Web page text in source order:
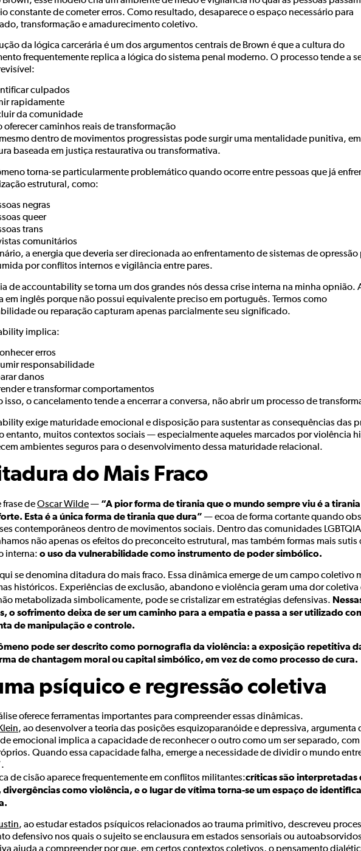
constante de cometer erros. Como resultado, desaparece o espaço necessário para
transformação e amadurecimento coletivo.
da lógica carcerária é um dos argumentos centrais de Brown é que a cultura do
frequentemente replica a lógica do sistema penal moderno. O processo tende a
culpados
rapidamente
da comunidade
oferecer caminhos reais de transformação
dentro de movimentos progressistas pode surgir uma mentalidade punitiva,
baseada em justiça restaurativa ou transformativa.
torna-se particularmente problemático quando ocorre entre pessoas que já
estrutural, como:
negras
queer
trans
comunitários
a energia que deveria ser direcionada ao enfrentamento de sistemas de opressão
por conflitos internos e vigilância entre pares.
de accountability se torna um dos grandes nós dessa crise interna na minha opnião.
em inglês porque não possui equivalente preciso em português. Termos como
ou reparação capturam apenas parcialmente seu significado.
implica:
erros
responsabilidade
danos
e transformar comportamentos
isso, o cancelamento tende a encerrar a conversa, não abrir um processo de
exige maturidade emocional e disposição para sustentar as consequências das
entanto, muitos contextos sociais — especialmente aqueles marcados por violência
ambientes seguros para o desenvolvimento dessa maturidade relacional.
do Mais Fraco
frase deOscar Wilde— “A pior forma de tirania que o mundo sempre viu é a
Esta é a única forma de tirania que dura” — ecoa de forma cortante quando
contemporâneos dentro de movimentos sociais. Dentro das comunidades
não apenas os efeitos do preconceito estrutural, mas também formas mais sutis
interna: o uso da vulnerabilidade como instrumento de poder simbólico.
se denomina ditadura do mais fraco. Essa dinâmica emerge de um campo coletivo
históricos. Experiências de exclusão, abandono e violência geram uma dor coletiva
metabolizada simbolicamente, pode se cristalizar em estratégias defensivas.
o sofrimento deixa de ser um caminho para a empatia e passa a ser utilizado
de manipulação e controle.
pode ser descrito como pornografia da violência: a exposição repetitiva
de chantagem moral ou capital simbólico, em vez de como processo de cura.
psíquico e regressão coletiva
oferece ferramentas importantes para compreender essas dinâmicas.
, ao desenvolver a teoria das posições esquizoparanóide e depressiva, argumenta
emocional implica a capacidade de reconhecer o outro como um ser separado, com
Quando essa capacidade falha, emerge a necessidade de dividir o mundo
de cisão aparece frequentemente em conflitos militantes:críticas são interpretadas
divergências como violência, e o lugar de vítima torna-se um espaço de
, ao estudar estados psíquicos relacionados ao trauma primitivo, descreveu
defensivo nos quais o sujeito se enclausura em estados sensoriais ou
ajuda a compreender por que, em certos contextos coletivos, o pensamento